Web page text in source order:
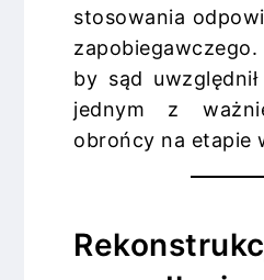
stosowania
by sąd
jednym z
obrońcy na etapie